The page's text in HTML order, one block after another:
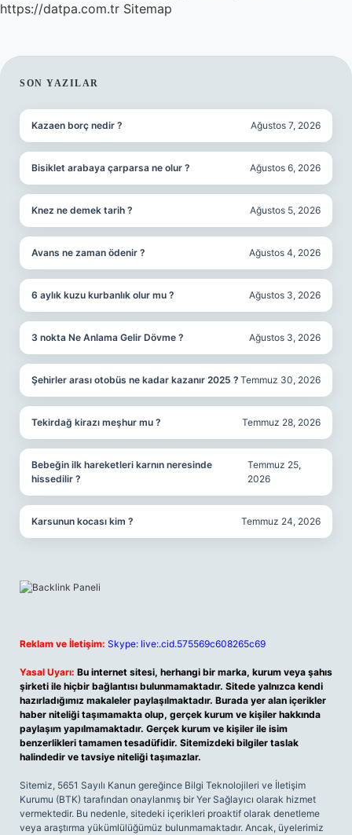
https://datpa.com.tr Sitemap
SIDEBAR
SON YAZILAR
Kazaen borç nedir ? Ağustos 7, 2026
Bisiklet arabaya çarparsa ne olur ? Ağustos 6, 2026
Knez ne demek tarih ? Ağustos 5, 2026
Avans ne zaman ödenir ? Ağustos 4, 2026
6 aylık kuzu kurbanlık olur mu ? Ağustos 3, 2026
3 nokta Ne Anlama Gelir Dövme ? Ağustos 3, 2026
Şehirler arası otobüs ne kadar kazanır 2025 ? Temmuz 30, 2026
Tekirdağ kirazı meşhur mu ? Temmuz 28, 2026
Bebeğin ilk hareketleri karnın neresinde
hissedilir ?
Temmuz 25,
2026
Karsunun kocası kim ? Temmuz 24, 2026
Reklam ve İletişim: Skype: live:.cid.575569c608265c69
Yasal Uyarı: Bu internet sitesi, herhangi bir marka, kurum veya şahıs
şirketi ile hiçbir bağlantısı bulunmamaktadır. Sitede yalnızca kendi
hazırladığımız makaleler paylaşılmaktadır. Burada yer alan içerikler
haber niteliği taşımamakta olup, gerçek kurum ve kişiler hakkında
paylaşım yapılmamaktadır. Gerçek kurum ve kişiler ile isim
benzerlikleri tamamen tesadüfidir. Sitemizdeki bilgiler taslak
halindedir ve tavsiye niteliği taşımazlar.
Sitemiz, 5651 Sayılı Kanun gereğince Bilgi Teknolojileri ve İletişim
Kurumu (BTK) tarafından onaylanmış bir Yer Sağlayıcı olarak hizmet
vermektedir. Bu nedenle, sitedeki içerikleri proaktif olarak denetleme
veya araştırma yükümlülüğümüz bulunmamaktadır. Ancak, üyelerimiz